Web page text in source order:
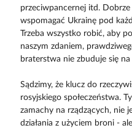
przeciwpancernej itd.
wspomagać Ukrainę pod
Trzeba wszystko robić, aby
naszym zdaniem,
braterstwa nie zbuduje się na
Sądzimy, że klucz do
rosyjskiego społeczeństwa.
zamachy na rządzących, nie
działania z użyciem broni -